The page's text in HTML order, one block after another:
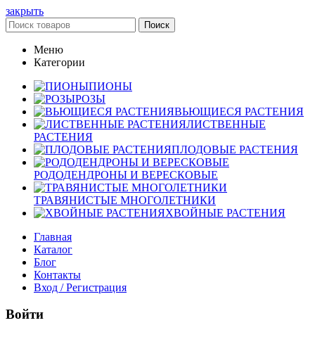
закрыть
Поиск
Меню
Категории
ПИОНЫ
РОЗЫ
ВЬЮЩИЕСЯ РАСТЕНИЯ
ЛИСТВЕННЫЕ
РАСТЕНИЯ
ПЛОДОВЫЕ РАСТЕНИЯ
РОДОДЕНДРОНЫ И ВЕРЕСКОВЫЕ
ТРАВЯНИСТЫЕ МНОГОЛЕТНИКИ
ХВОЙНЫЕ РАСТЕНИЯ
Главная
Каталог
Блог
Контакты
Вход / Регистрация
Войти